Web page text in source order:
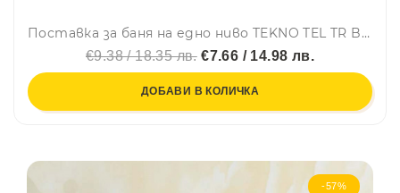
Поставка за баня на едно ниво TEKNO TEL TR BK 011W, 12x30x9 см, Закрепване с дюбел, Бял
€9.38 / 18.35 лв.€7.66 / 14.98 лв.
ДОБАВИ В КОЛИЧКА
-57%